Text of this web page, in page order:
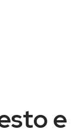
e